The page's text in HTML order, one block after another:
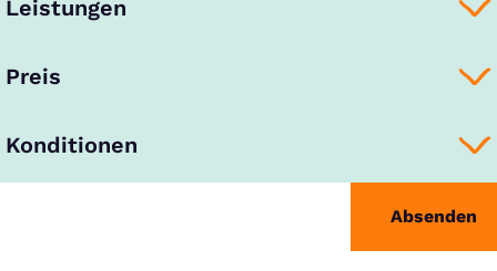
Leistungen
Preis
Konditionen
Absenden